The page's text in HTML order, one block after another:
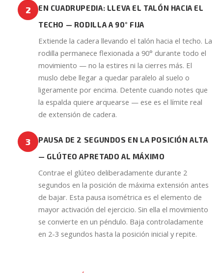
2
EN CUADRUPEDIA: LLEVA EL TALÓN HACIA EL
TECHO — RODILLA A 90° FIJA
Extiende la cadera llevando el talón hacia el techo. La
rodilla permanece flexionada a 90° durante todo el
movimiento — no la estires ni la cierres más. El
muslo debe llegar a quedar paralelo al suelo o
ligeramente por encima. Detente cuando notes que
la espalda quiere arquearse — ese es el límite real
de extensión de cadera.
3
PAUSA DE 2 SEGUNDOS EN LA POSICIÓN ALTA
— GLÚTEO APRETADO AL MÁXIMO
Contrae el glúteo deliberadamente durante 2
segundos en la posición de máxima extensión antes
de bajar. Esta pausa isométrica es el elemento de
mayor activación del ejercicio. Sin ella el movimiento
se convierte en un péndulo. Baja controladamente
en 2-3 segundos hasta la posición inicial y repite.